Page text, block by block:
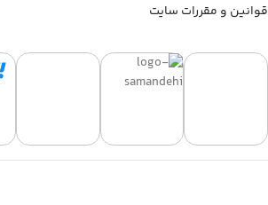
قوانین و مقررات سایت